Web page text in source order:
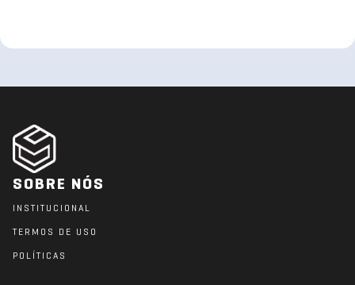
SOBRE NÓS
INSTITUCIONAL
TERMOS DE USO
POLÍTICAS